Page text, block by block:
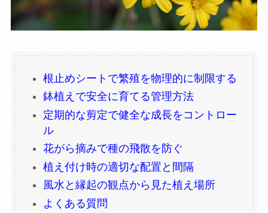
根止めシートで繁殖を物理的に制限する
鉢植えで安全に育てる管理方法
定期的な剪定で健全な成長をコントロー
ル
花がら摘みで種の飛散を防ぐ
植え付け時の適切な配置と間隔
風水と縁起の観点から見た植え場所
よくある質問